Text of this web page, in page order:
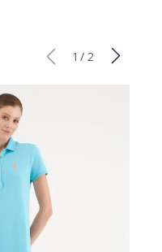
1 / 2